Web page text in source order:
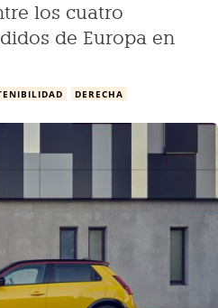
los cuatro
de Europa en
DERECHA